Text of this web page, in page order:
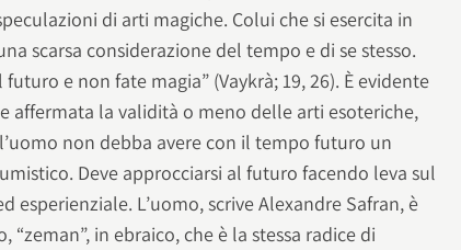
di arti magiche. Colui che si esercita in
scarsa considerazione del tempo e di se stesso.
e non fate magia” (Vaykrà; 19, 26). È evidente
affermata la validità o meno delle arti esoteriche,
non debba avere con il tempo futuro un
Deve approcciarsi al futuro facendo leva sul
L’uomo, scrive Alexandre Safran, è
in ebraico, che è la stessa radice di